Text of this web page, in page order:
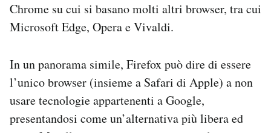
Chrome su cui si basano molti altri browser, tra cui
Microsoft Edge, Opera e Vivaldi.
In un panorama simile, Firefox può dire di essere
l’unico browser (insieme a Safari di Apple) a non
usare tecnologie appartenenti a Google,
presentandosi come un’alternativa più libera ed